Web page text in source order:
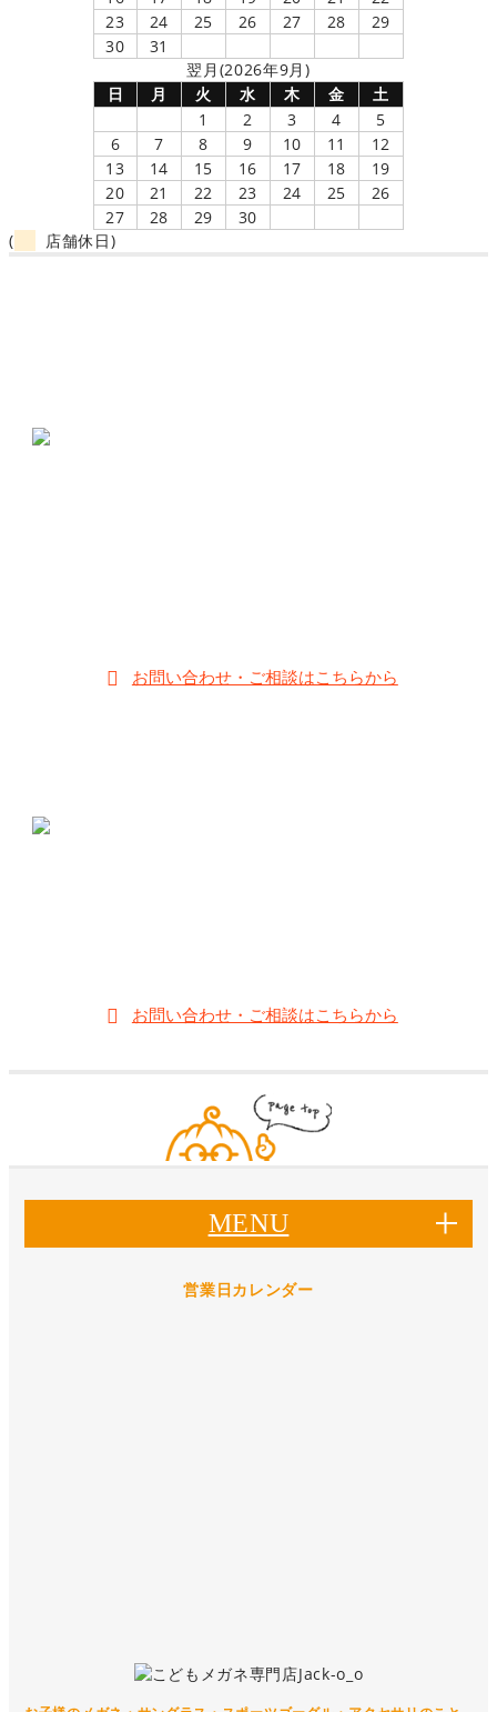
23
24 25 26 27 28
29
30
31
翌月(2026年9月)
日
月 火 水 木 金
土
1
2 3 4
5
6
7 8 9 10 11
12
13
14 15 16 17 18
19
20
21 22 23 24 25
26
27
28 29
30
(
店舗休日)
お問い合わせ・ご相談はこちらから
お問い合わせ・ご相談はこちらから
MENU
営業日カレンダー